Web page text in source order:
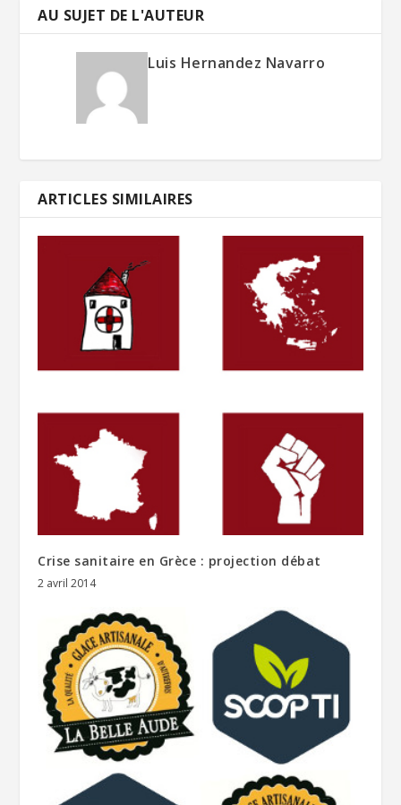
AU SUJET DE L'AUTEUR
Luis Hernandez Navarro
ARTICLES SIMILAIRES
Crise sanitaire en Grèce : projection débat
2 avril 2014